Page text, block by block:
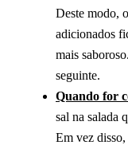
Deste modo,
adicionados
mais
seguinte.
Quando for
sal na salada
Em vez disso,